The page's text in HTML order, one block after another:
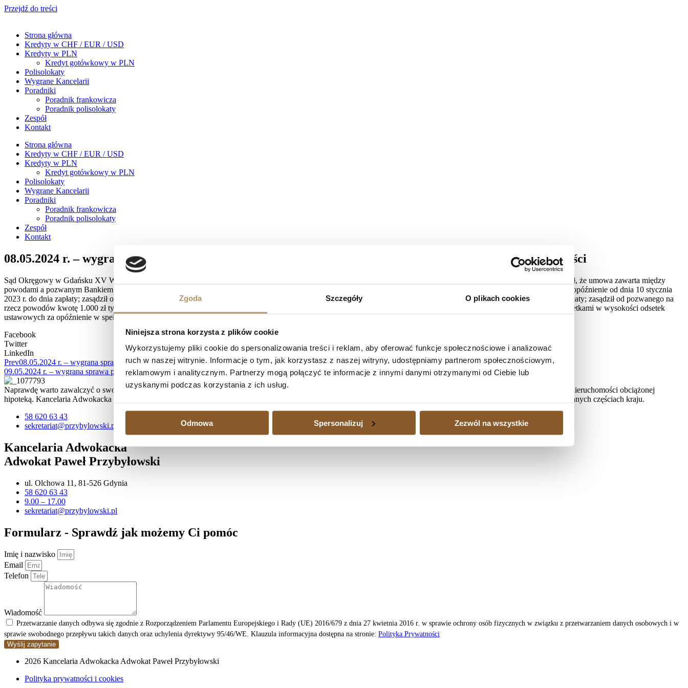
Zgoda Szczegóły O plikach cookies
Niniejsza strona korzysta z plików cookie
Wykorzystujemy pliki cookie do spersonalizowania treści i reklam, aby oferować funkcje społecznościowe i analizować
ruch w naszej witrynie. Informacje o tym, jak korzystasz z naszej witryny, udostępniamy partnerom społecznościowym,
reklamowym i analitycznym. Partnerzy mogą połączyć te informacje z innymi danymi otrzymanymi od Ciebie lub
uzyskanymi podczas korzystania z ich usług.
Odmowa Spersonalizuj Zezwól na wszystkie
Przejdź do treści
Strona główna
Kredyty w CHF / EUR / USD
Kredyty w PLN
Kredyt gotówkowy w PLN
Polisolokaty
Wygrane Kancelarii
Poradniki
Poradnik frankowicza
Poradnik polisolokaty
Zespół
Kontakt
Strona główna
Kredyty w CHF / EUR / USD
Kredyty w PLN
Kredyt gotówkowy w PLN
Polisolokaty
Wygrane Kancelarii
Poradniki
Poradnik frankowicza
Poradnik polisolokaty
Zespół
Kontakt
08.05.2024 r. – wygrana sprawa przeciwko Bankowi BPH Spółka Akcyjna – umowa kredytu nieważna w całości
Sąd Okręgowy w Gdańsku XV Wydział Cywilny, referent SSO Katarzyna Kazaniecka – Kapała, wyrokiem z dnia 08.05.2024 r. (sygn. akt XV C 2900/22) na rozprawie; ustalił, że umowa zawarta między
powodami a pozwanym Bankiem Millennium Spółką Akcyjną jest nieważna; zasądził od pozwanego na rzecz powodów kwotę 96.322,12 zł wraz z odsetkami ustawowymi za opóźnienie od dnia 10 stycznia
2023 r. do dnia zapłaty; zasądził od pozwanego na rzecz powodów kwotę 30.302,54 CHF wraz z odsetkami ustawowymi za opóźnienie od dnia 10 stycznia 2023 r. do dnia zapłaty; zasądził od pozwanego na
rzecz powodów kwotę 1.000 zł tytułem zwrotu kosztów sądowych i kwotę 10.834 zł tytułem zwrotu kosztów zastępstwa procesowego – tj. łącznie kwotę 11.834 zł, wraz z odsetkami w wysokości odsetek
ustawowych za opóźnienie w spełnieniu świadczenia pieniężnego, za czas od dnia uprawomocnienia się niniejszego wyroku do dnia zapłaty.
Facebook
Twitter
LinkedIn
Prev08.05.2024 r. – wygrana sprawa przeciwko mBank Spółce Akcyjnej – umowa kredytu nieważna w całości
09.05.2024 r. – wygrana sprawa przeciwko Bankowi BPH Spółce Akcyjnej – umowa nieważna w całościNastępny
Naprawdę warto zawalczyć o swoje prawa, zwłaszcza, jeśli spłata kredytu waloryzowanego do waluty jest dużym obciążeniem, a także wtedy, gdy istnieje potrzeba sprzedaży nieruchomości obciążonej
hipoteką. Kancelaria Adwokacka działa na terenie Trójmiasta, ale zajmujemy się również sprawami kredytów waloryzowanych do walut udzielonych kredytobiorcom także w innych częściach kraju.
58 620 63 43
sekretariat@przybylowski.pl
Kancelaria Adwokacka
Adwokat Paweł Przybyłowski
ul. Olchowa 11, 81-526 Gdynia
58 620 63 43
9.00 – 17.00
sekretariat@przybylowski.pl
Formularz - Sprawdź jak możemy Ci pomóc
Imię i nazwisko
Email
Telefon
Wiadomość
Przetwarzanie danych odbywa się zgodnie z Rozporządzeniem Parlamentu Europejskiego i Rady (UE) 2016/679 z dnia 27 kwietnia 2016 r. w sprawie ochrony osób fizycznych w związku z przetwarzaniem danych osobowych i w
sprawie swobodnego przepływu takich danych oraz uchylenia dyrektywy 95/46/WE. Klauzula informacyjna dostępna na stronie: Polityka Prywatności
Wyślij zapytanie
2026 Kancelaria Adwokacka Adwokat Paweł Przybyłowski
Polityka prywatności i cookies